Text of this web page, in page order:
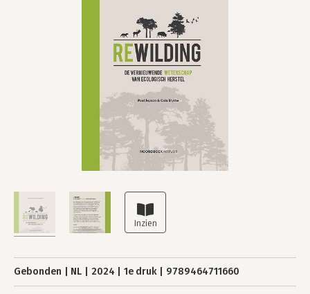
Gebonden NL 2024 1e druk 9789464711660